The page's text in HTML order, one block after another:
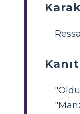
Kanıt